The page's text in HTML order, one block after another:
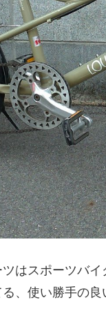
はスポーツバ
、使い勝手の良